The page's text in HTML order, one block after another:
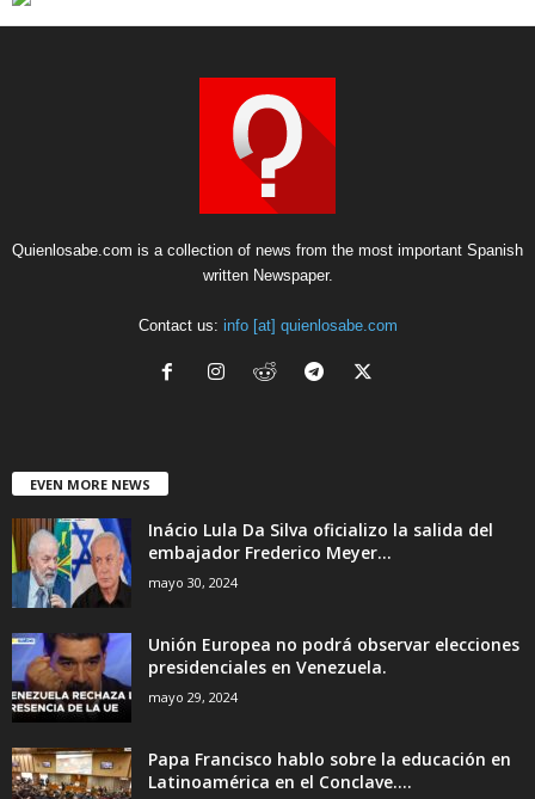
Quienlosabe.com is a collection of news from the most important Spanish
written Newspaper.
Contact us: info [at] quienlosabe.com
EVEN MORE NEWS
Inácio Lula Da Silva oficializo la salida del
embajador Frederico Meyer...
mayo 30, 2024
Unión Europea no podrá observar elecciones
presidenciales en Venezuela.
mayo 29, 2024
Papa Francisco hablo sobre la educación en
Latinoamérica en el Conclave....